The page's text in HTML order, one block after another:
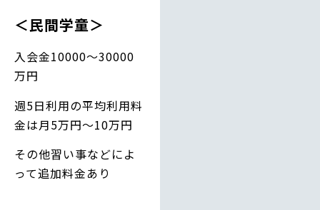
＜民間学童＞
入会金10000～30000
万円
週5日利用の平均利用料
金は月5万円～10万円
その他習い事などによ
って追加料金あり